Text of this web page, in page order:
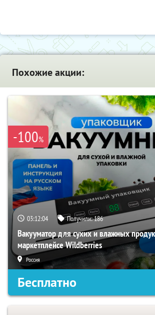
Похожие акции:
-100%
03:12:03 Получили:186
Вакууматор для сухих и влажных
маркетплейсе Wildberries
Россия
Бесплатно